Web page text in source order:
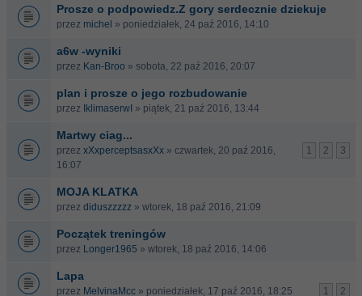
Prosze o podpowiedz.Z gory serdecznie dziekuje
przez michel » poniedziałek, 24 paź 2016, 14:10
a6w -wyniki
przez Kan-Broo » sobota, 22 paź 2016, 20:07
plan i prosze o jego rozbudowanie
przez IklimaserwI » piątek, 21 paź 2016, 13:44
Martwy ciag...
1 2 3
przez xXxperceptsasxXx » czwartek, 20 paź 2016,
16:07
MOJA KLATKA
przez diduszzzzz » wtorek, 18 paź 2016, 21:09
Początek treningów
przez Longer1965 » wtorek, 18 paź 2016, 14:06
Lapa
1 2
przez MelvinaMcc » poniedziałek, 17 paź 2016, 18:25